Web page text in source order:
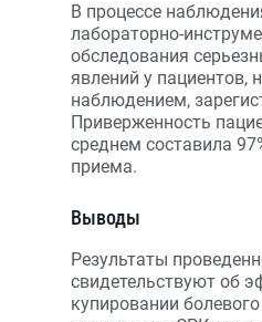
В процессе
лабораторно-
обследования
явлений у пациентов,
наблюдением,
Приверженность
среднем составила
приема.
Выводы
Результаты
свидетельствуют об
купировании